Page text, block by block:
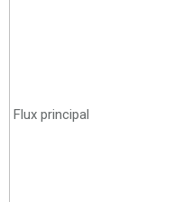
Flux principal